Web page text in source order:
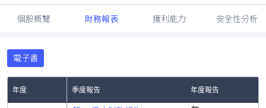
個股概覽 財務報表 獲利能力 安全性分析
電子書
年度 季度報告 年度報告